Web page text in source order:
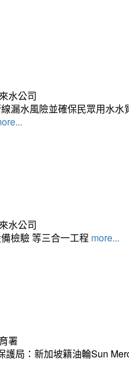
水公司
漏水風險並確保民眾用水
水公司
檢驗 等三合一工程 more...
署
護局：新加坡籍油輪Sun